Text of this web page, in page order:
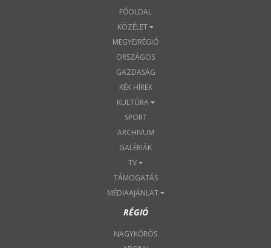
FŐOLDAL
KÖZÉLET
MEGYE/RÉGIÓ
ORSZÁGOS
GAZDASÁG
KÉK HÍREK
KULTÚRA
SPORT
ARCHIVUM
GALÉRIÁK
TV
TÁMOGATÁS
MÉDIAAJÁNLAT
RÉGIÓ
NAGYKŐRÖS